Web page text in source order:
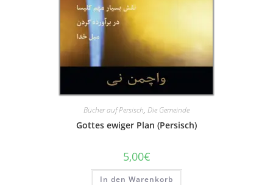
Bücher auf Persisch, Die Gemeinde
Gottes ewiger Plan (Persisch)
5,00€
In den Warenkorb